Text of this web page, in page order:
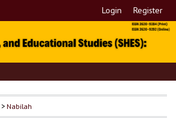
Login Register
>Nabilah